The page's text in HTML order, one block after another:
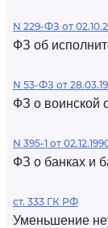
N 229-ФЗ от
ФЗ об
N 53-ФЗ от
ФЗ о воинской
N 395-1 от
ФЗ о банках и
ст. 333 ГК РФ
Уменьшение